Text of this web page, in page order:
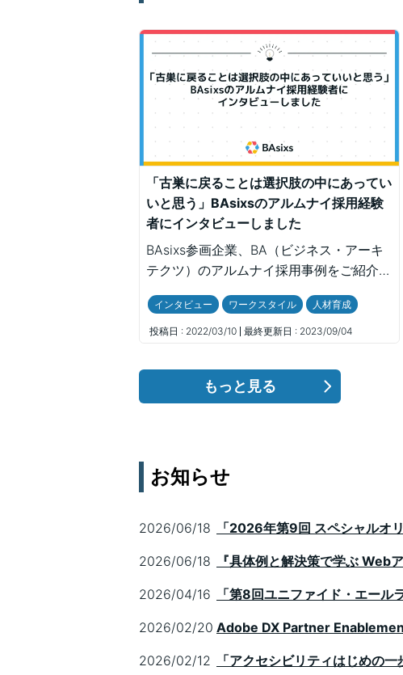
「古巣に戻ることは選択肢の中にあってい
いと思う」BAsixsのアルムナイ採用経験
者にインタビューしました
BAsixs参画企業、BA（ビジネス・アーキ
テクツ）のアルムナイ採用事例をご紹介し
っていいと思う」と話す柳沢さんが出戻り
を選んだ理由、入社後に感じた変化をイン
インタビュー ワークスタイル 人材育成
投稿日 : 2022/03/10 最終更新日 : 2023/09/04
もっと見る
お知らせ
2026/06/18 「2026年第9回 スペシャルオ
2026/06/18 『具体例と解決策で学ぶ Web
2026/04/16 「第8回ユニファイド・エー
2026/02/20 Adobe DX Partner
2026/02/12 「アクセシビリティはじめの